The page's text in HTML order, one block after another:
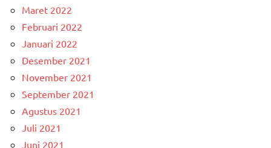
Maret 2022
Februari 2022
Januari 2022
Desember 2021
November 2021
September 2021
Agustus 2021
Juli 2021
Juni 2021